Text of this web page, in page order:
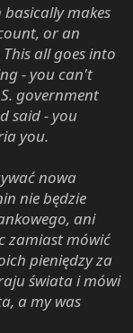
makes
or an
all goes into
- you can't
government
said - you
you.
nowa
nie będzie
ani
zamiast mówić
pieniędzy za
świata i mówi
a my was